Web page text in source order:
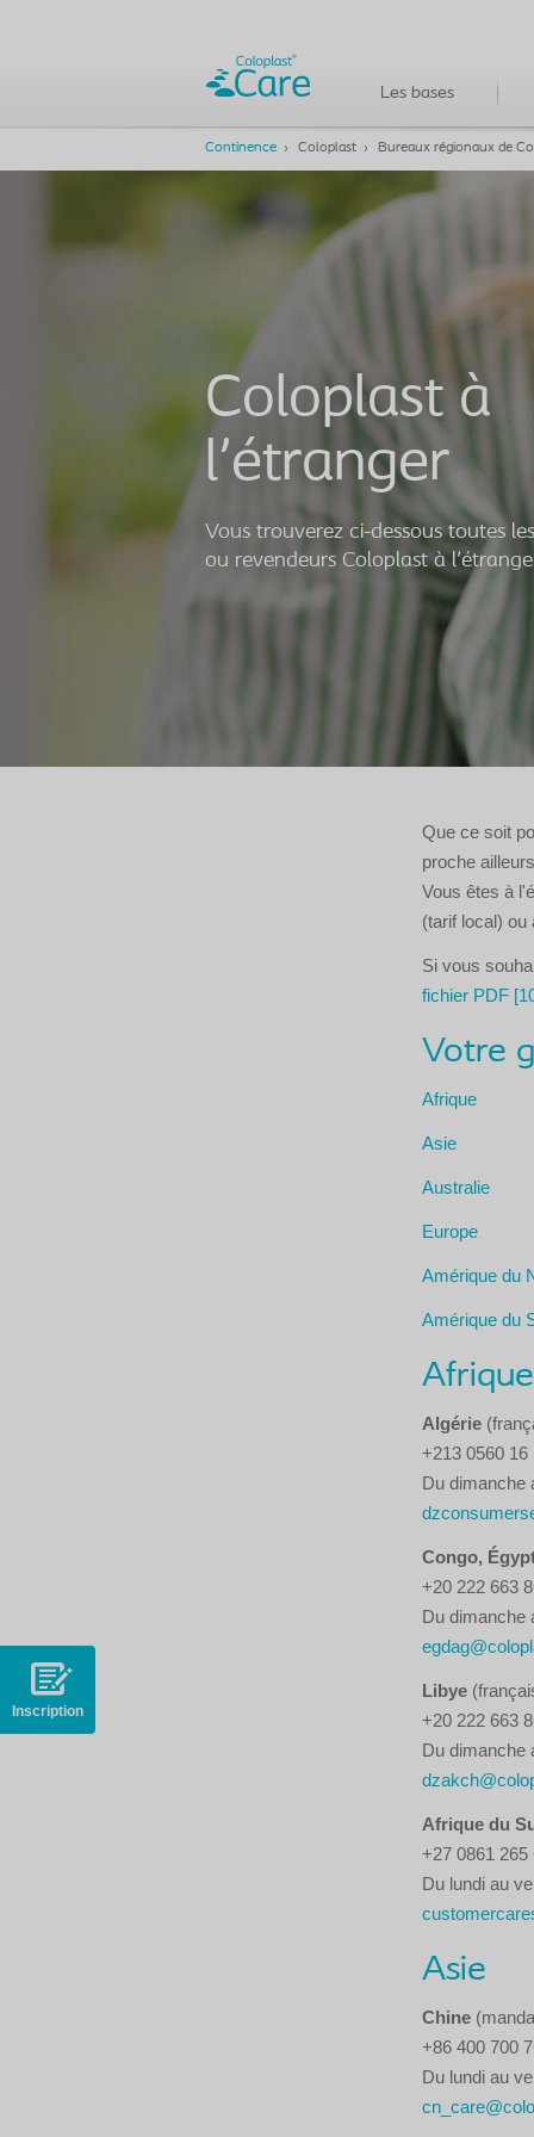
Les bases
Continence Coloplast Bureaux régionaux de
Coloplast à
l'étranger
Vous trouverez ci-dessous toutes
ou revendeurs Coloplast à
Que ce soit
proche
Vous êtes à
(tarif local) ou
Si vous
fichier PDF
Votre
Afrique
Asie
Australie
Europe
Amérique du
Amérique du
Afrique
Algérie
+213 0560 16
Du dimanche
Congo,
+20 222 663
Du dimanche
Libye
+20 222 663
Du dimanche
Afrique du
+27 0861 265
Du lundi au
Asie
Chine
+86 400 700
Du lundi au
Inscription